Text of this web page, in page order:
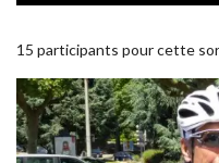
15 participants pour cette